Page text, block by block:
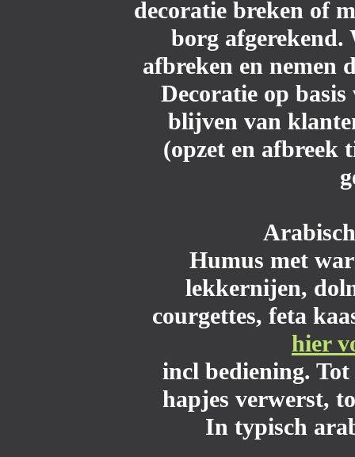
decoratie breken of
borg afgerekend.
afbreken en nemen
Decoratie op
blijven van
(opzet en
Humus met
lekkernijen,
courgettes, feta
hier
incl bediening. Tot
hapjes verwerst,
In typisch